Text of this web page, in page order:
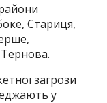
Стариця,
загрози
у